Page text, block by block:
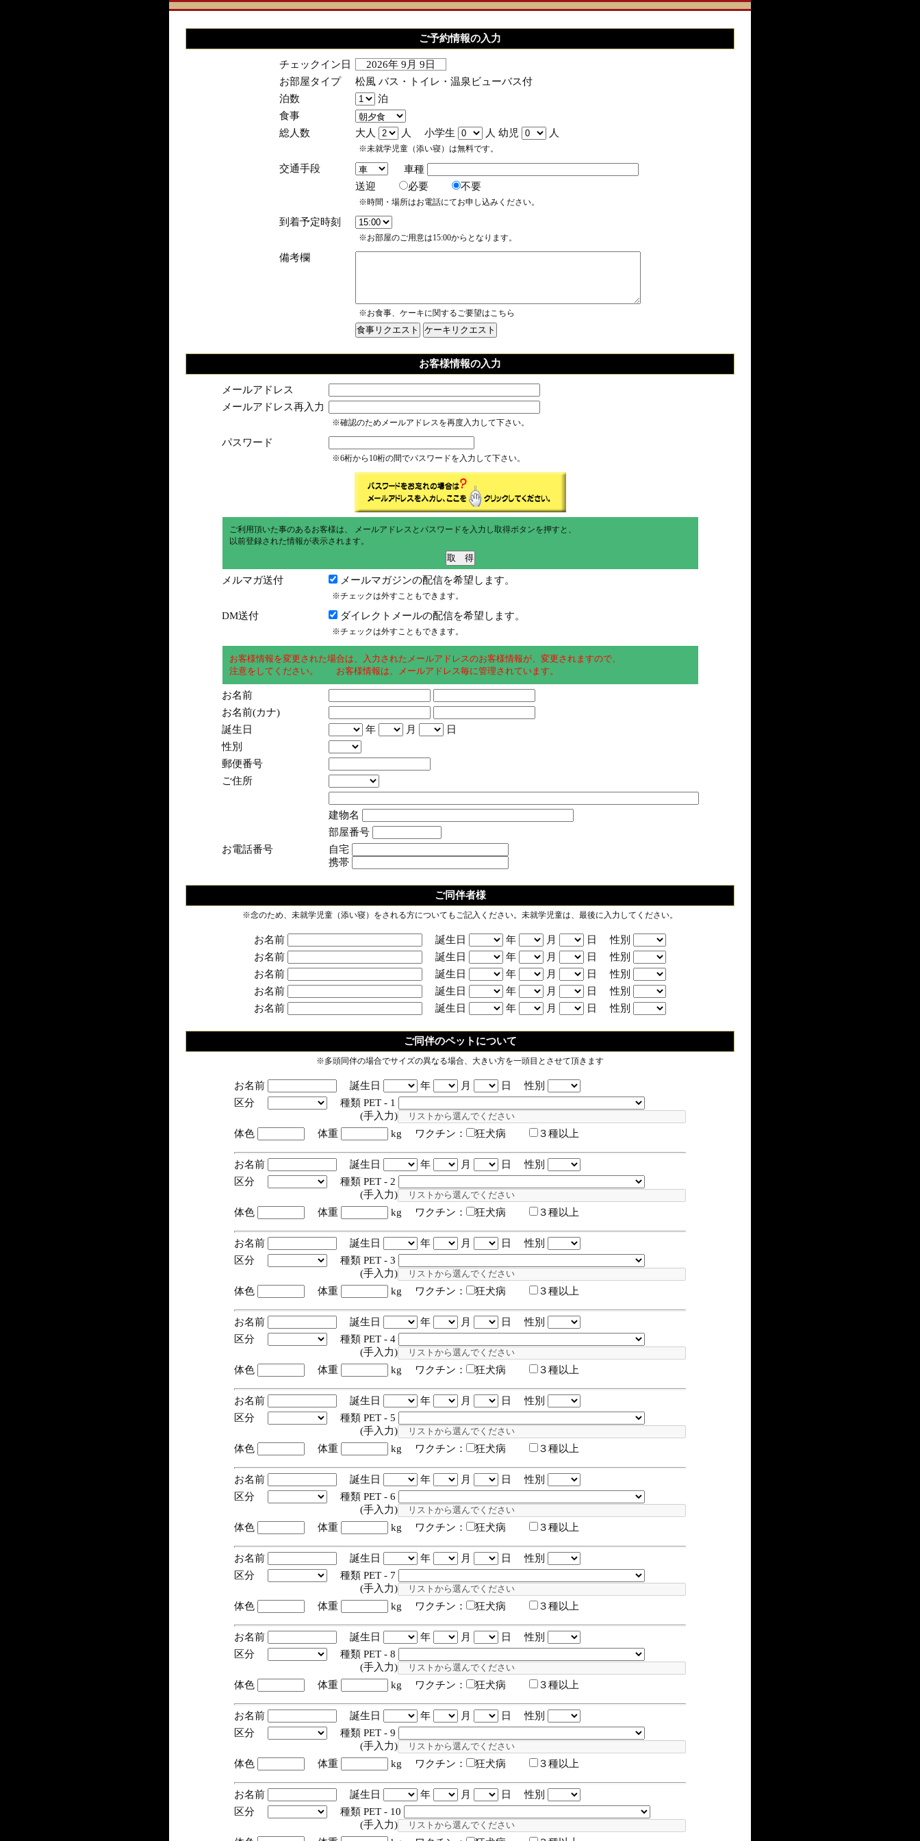
ご予約情報の入力
チェックイン日
2026年 9月 9日
お部屋タイプ
松風 バス・トイレ・温泉ビューバス付
泊数
泊
食事
総人数
大人 人 小学生 人 幼児 人
※未就学児童（添い寝）は無料です。
交通手段
車種
送迎
必要 不要
※時間・場所はお電話にてお申し込みください。
到着予定時刻
※お部屋のご用意は15:00からとなります。
備考欄
※お食事、ケーキに関するご要望はこちら
お客様情報の入力
メールアドレス
メールアドレス再入力
※確認のためメールアドレスを再度入力して下さい。
パスワード
※6桁から10桁の間でパスワードを入力して下さい。
ご利用頂いた事のあるお客様は、 メールアドレスとパスワードを入力し取得ボタンを押すと、
以前登録された情報が表示されます。
メルマガ送付 メールマガジンの配信を希望します。
※チェックは外すこともできます。
DM送付 ダイレクトメールの配信を希望します。
※チェックは外すこともできます。
お客様情報を変更された場合は、入力されたメールアドレスのお客様情報が、変更されますので、
注意をしてください。 お客様情報は、メールアドレス毎に管理されています。
お名前
お名前(カナ)
誕生日
年 月
日
性別
郵便番号
ご住所
建物名
部屋番号
お電話番号
自宅
携帯
ご同伴者様
※念のため、未就学児童（添い寝）をされる方についてもご記入ください。未就学児童は、最後に入力してください。
お名前 誕生日 年 月
日 性別
お名前
誕生日 年 月
日 性別
お名前
誕生日 年 月
日 性別
お名前
誕生日 年 月
日 性別
お名前
誕生日 年 月 日 性別
ご同伴のペットについて
※多頭同伴の場合でサイズの異なる場合、大きい方を一頭目とさせて頂きます
お名前 誕生日 年 月
日 性別
区分
種類 PET - 1
(手入力)
体色
体重 kg ワクチン： 狂犬病 ３種以上
お名前 誕生日 年 月
日 性別
区分
種類 PET - 2
(手入力)
体色
体重 kg ワクチン： 狂犬病 ３種以上
お名前 誕生日 年 月
日 性別
区分
種類 PET - 3
(手入力)
体色
体重 kg ワクチン： 狂犬病 ３種以上
お名前 誕生日 年 月
日 性別
区分
種類 PET - 4
(手入力)
体色
体重 kg ワクチン： 狂犬病 ３種以上
お名前 誕生日 年 月
日 性別
区分
種類 PET - 5
(手入力)
体色
体重 kg ワクチン： 狂犬病 ３種以上
お名前 誕生日 年 月
日 性別
区分
種類 PET - 6
(手入力)
体色
体重 kg ワクチン： 狂犬病 ３種以上
お名前 誕生日 年 月
日 性別
区分
種類 PET - 7
(手入力)
体色
体重 kg ワクチン： 狂犬病 ３種以上
お名前 誕生日 年 月
日 性別
区分
種類 PET - 8
(手入力)
体色
体重 kg ワクチン： 狂犬病 ３種以上
お名前 誕生日 年 月
日 性別
区分
種類 PET - 9
(手入力)
体色
体重 kg ワクチン： 狂犬病 ３種以上
お名前 誕生日 年 月
日 性別
区分
種類 PET - 10
(手入力)